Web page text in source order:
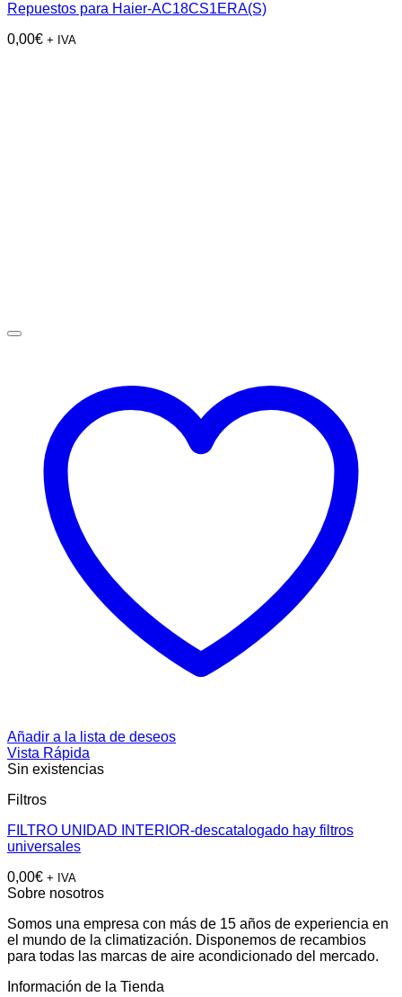
Repuestos para Haier-AC18CS1ERA(S)
0,00€ + IVA
Añadir a la lista de deseos
Vista Rápida
Sin existencias
Filtros
FILTRO UNIDAD INTERIOR-descatalogado hay filtros
universales
0,00€ + IVA
Sobre nosotros
Somos una empresa con más de 15 años de experiencia en
el mundo de la climatización. Disponemos de recambios
para todas las marcas de aire acondicionado del mercado.
Información de la Tienda